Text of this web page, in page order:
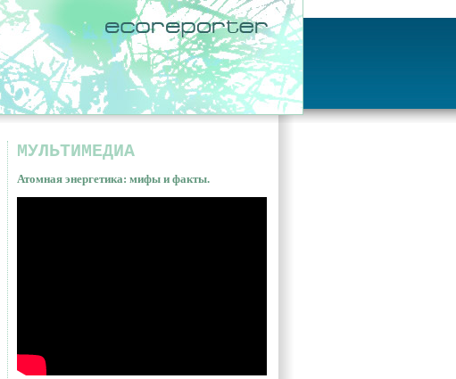
МУЛЬТИМЕДИА
Атомная энергетика: мифы и факты.